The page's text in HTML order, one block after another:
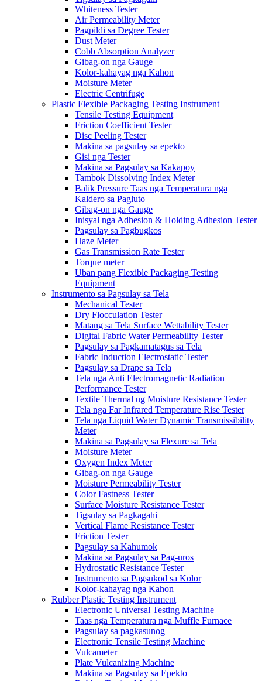
Whiteness Tester
Air Permeability Meter
Pagpildi sa Degree Tester
Dust Meter
Cobb Absorption Analyzer
Gibag-on nga Gauge
Kolor-kahayag nga Kahon
Moisture Meter
Electric Centrifuge
Plastic Flexible Packaging Testing Instrument
Tensile Testing Equipment
Friction Coefficient Tester
Disc Peeling Tester
Makina sa pagsulay sa epekto
Gisi nga Tester
Makina sa Pagsulay sa Kakapoy
Tambok Dissolving Index Meter
Balik Pressure Taas nga Temperatura nga
Kaldero sa Pagluto
Gibag-on nga Gauge
Inisyal nga Adhesion & Holding Adhesion Tester
Pagsulay sa Pagbugkos
Haze Meter
Gas Transmission Rate Tester
Torque meter
Uban pang Flexible Packaging Testing
Equipment
Instrumento sa Pagsulay sa Tela
Mechanical Tester
Dry Flocculation Tester
Matang sa Tela Surface Wettability Tester
Digital Fabric Water Permeability Tester
Pagsulay sa Pagkamatagus sa Tela
Fabric Induction Electrostatic Tester
Pagsulay sa Drape sa Tela
Tela nga Anti Electromagnetic Radiation
Performance Tester
Textile Thermal ug Moisture Resistance Tester
Tela nga Far Infrared Temperature Rise Tester
Tela nga Liquid Water Dynamic Transmissibility
Meter
Makina sa Pagsulay sa Flexure sa Tela
Moisture Meter
Oxygen Index Meter
Gibag-on nga Gauge
Moisture Permeability Tester
Color Fastness Tester
Surface Moisture Resistance Tester
Tigsulay sa Pagkagahi
Vertical Flame Resistance Tester
Friction Tester
Pagsulay sa Kahumok
Makina sa Pagsulay sa Pag-uros
Hydrostatic Resistance Tester
Instrumento sa Pagsukod sa Kolor
Kolor-kahayag nga Kahon
Rubber Plastic Testing Instrument
Electronic Universal Testing Machine
Taas nga Temperatura nga Muffle Furnace
Pagsulay sa pagkasunog
Electronic Tensile Testing Machine
Vulcameter
Plate Vulcanizing Machine
Makina sa Pagsulay sa Epekto